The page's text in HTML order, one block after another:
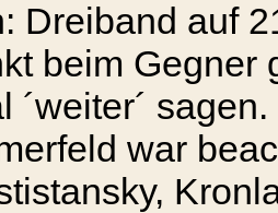
Dreiband auf
beim Gegner
´weiter´ sagen.
war